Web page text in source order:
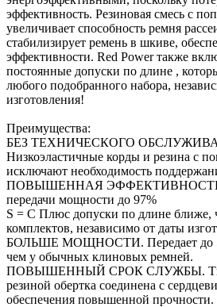
эффективность. Резиновая смесь с
увеличивает способность ремня
стабилизирует ремень в шкиве,
эффективности. Red Power также
постоянные допуски по длине ,
любого подобранного набора,
изготовления!
Преимущества:
БЕЗ ТЕХНИЧЕСКОГО
Низкоэластичные корды и резина с
исключают необходимость
ПОВЫШЕННАЯ ЭФФЕКТИВНОСТЬ.
передачи мощности до 97%
S = C Плюс допуски по длине ближе,
комплектов, независимо от даты
БОЛЬШЕ МОЩНОСТИ. Передает до
чем у обычных клиновых ремней.
ПОВЫШЕННЫЙ СРОК СЛУЖБЫ.
резиной обертка соединена с
обеспечения повышенной прочности.